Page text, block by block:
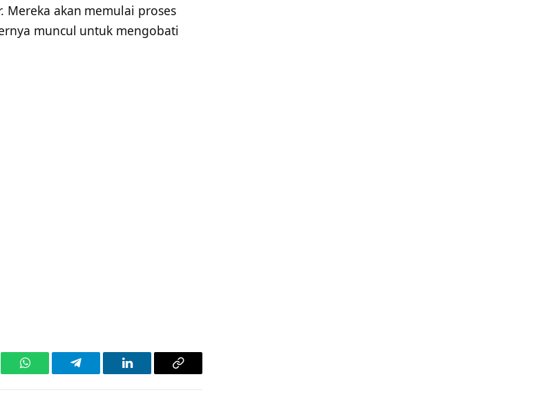
Mereka akan memulai proses
muncul untuk mengobati
WhatsAppTelegram LinkedIn Copy